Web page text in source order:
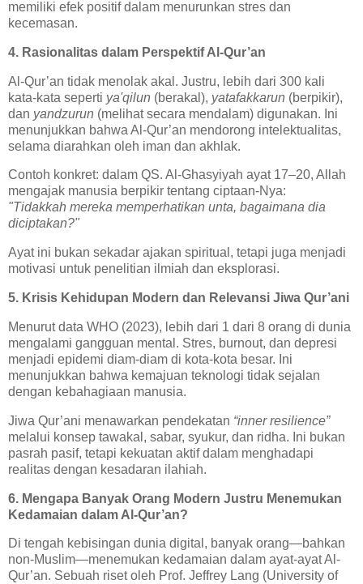
memiliki efek positif dalam menurunkan stres dan
kecemasan.
4. Rasionalitas dalam Perspektif Al-Qur’an
Al-Qur’an tidak menolak akal. Justru, lebih dari 300 kali
kata-kata seperti ya'qilun (berakal), yatafakkarun (berpikir),
dan yandzurun (melihat secara mendalam) digunakan. Ini
menunjukkan bahwa Al-Qur’an mendorong intelektualitas,
selama diarahkan oleh iman dan akhlak.
Contoh konkret: dalam QS. Al-Ghasyiyah ayat 17–20, Allah
mengajak manusia berpikir tentang ciptaan-Nya:
"Tidakkah mereka memperhatikan unta, bagaimana dia
diciptakan?"
Ayat ini bukan sekadar ajakan spiritual, tetapi juga menjadi
motivasi untuk penelitian ilmiah dan eksplorasi.
5. Krisis Kehidupan Modern dan Relevansi Jiwa Qur’ani
Menurut data WHO (2023), lebih dari 1 dari 8 orang di dunia
mengalami gangguan mental. Stres, burnout, dan depresi
menjadi epidemi diam-diam di kota-kota besar. Ini
menunjukkan bahwa kemajuan teknologi tidak sejalan
dengan kebahagiaan manusia.
Jiwa Qur’ani menawarkan pendekatan “inner resilience”
melalui konsep tawakal, sabar, syukur, dan ridha. Ini bukan
pasrah pasif, tetapi kekuatan aktif dalam menghadapi
realitas dengan kesadaran ilahiah.
6. Mengapa Banyak Orang Modern Justru Menemukan
Kedamaian dalam Al-Qur’an?
Di tengah kebisingan dunia digital, banyak orang—bahkan
non-Muslim—menemukan kedamaian dalam ayat-ayat Al-
Qur’an. Sebuah riset oleh Prof. Jeffrey Lang (University of